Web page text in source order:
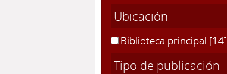
Ubicación
Biblioteca principal [14]
Tipo de publicación